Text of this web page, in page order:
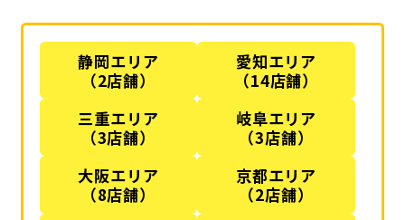
静岡エリア
（2店舗）
愛知エリア
（14店舗）
三重エリア
（3店舗）
岐阜エリア
（3店舗）
大阪エリア
（8店舗）
京都エリア
（2店舗）